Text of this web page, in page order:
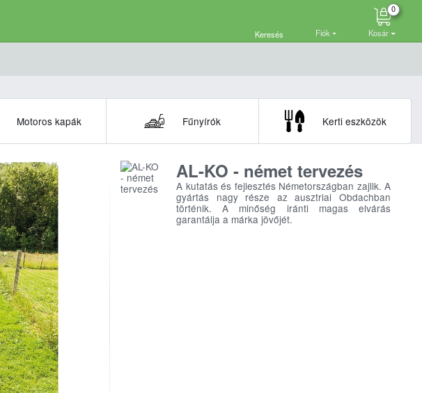
Keresés Fiók Kosár
0
Motoros kapák Fűnyírók Kerti eszközök
AL-KO - német tervezés
A kutatás és fejlesztés Németországban zajlik. A
gyártás nagy része az ausztriai Obdachban
történik. A minőség iránti magas elvárás
garantálja a márka jövőjét.